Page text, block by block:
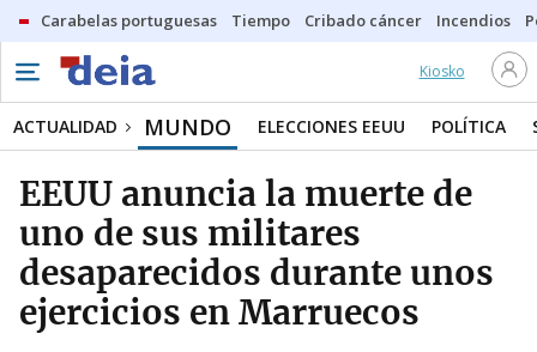
Carabelas portuguesas Tiempo Cribado cáncer Incendios
Kiosko
ACTUALIDAD MUNDO ELECCIONES EEUU POLÍTICA
EEUU anuncia la muerte de
uno de sus militares
desaparecidos durante unos
ejercicios en Marruecos